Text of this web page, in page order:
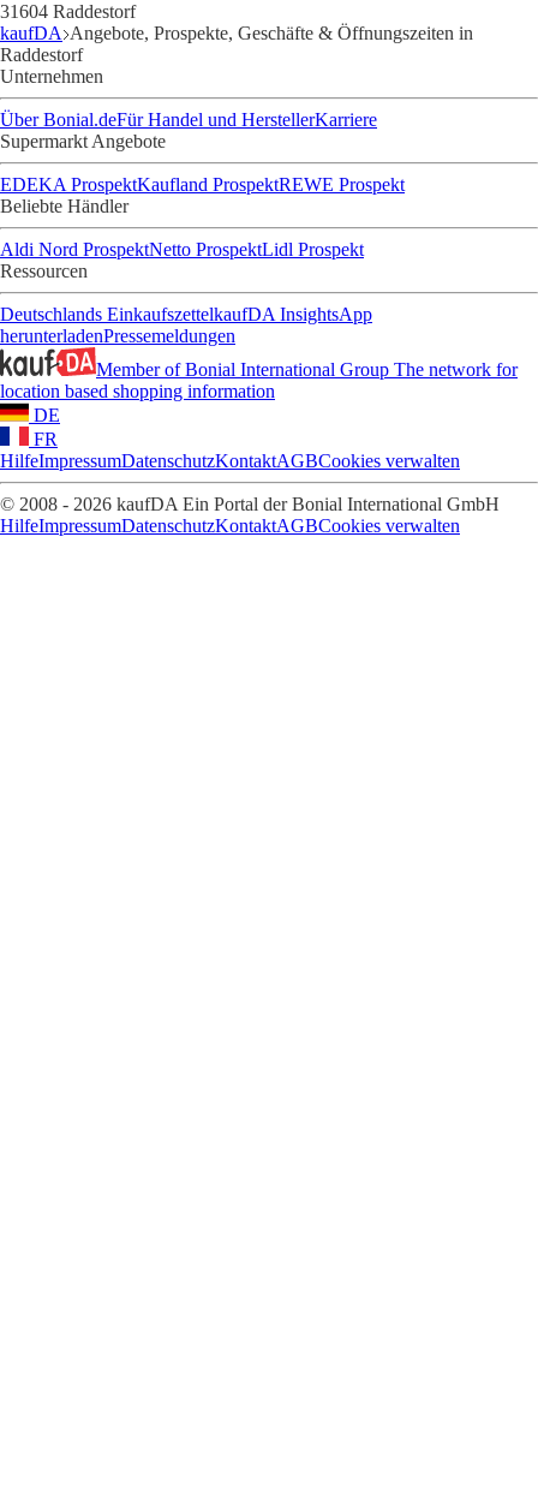
31604 Raddestorf
kaufDA Angebote, Prospekte, Geschäfte & Öffnungszeiten in
Raddestorf
Unternehmen
Über Bonial.deFür Handel und HerstellerKarriere
Supermarkt Angebote
EDEKA ProspektKaufland ProspektREWE Prospekt
Beliebte Händler
Aldi Nord ProspektNetto ProspektLidl Prospekt
Ressourcen
Deutschlands EinkaufszettelkaufDA InsightsApp
herunterladenPressemeldungen
Member of Bonial International Group The network for
location based shopping information
DE
FR
HilfeImpressumDatenschutzKontaktAGBCookies verwalten
© 2008 - 2026 kaufDA Ein Portal der Bonial International GmbH
HilfeImpressumDatenschutzKontaktAGBCookies verwalten